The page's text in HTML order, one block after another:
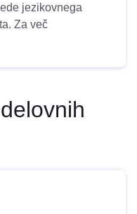
jezikovnega
Za več